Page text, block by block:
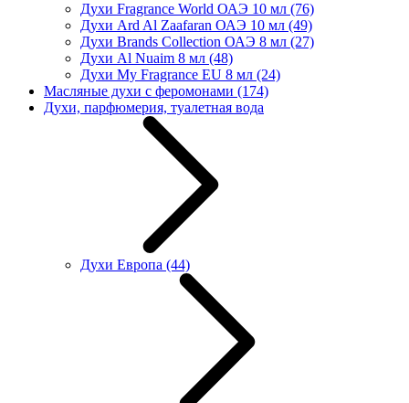
Духи Fragrance World ОАЭ 10 мл (76)
Духи Ard Al Zaafaran ОАЭ 10 мл (49)
Духи Brands Collection ОАЭ 8 мл (27)
Духи Al Nuaim 8 мл (48)
Духи My Fragrance EU 8 мл (24)
Масляные духи с феромонами (174)
Духи, парфюмерия, туалетная вода
Духи Европа (44)